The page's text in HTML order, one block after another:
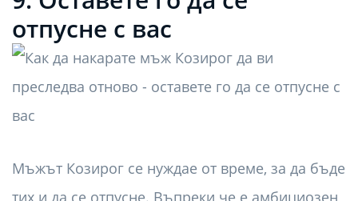
отпусне с вас
Мъжът Козирог се нуждае от време, за да бъде
тих и да се отпусне. Въпреки че е амбициозен